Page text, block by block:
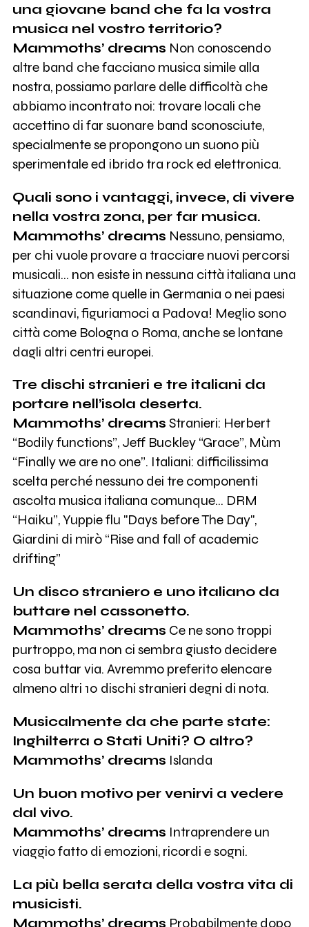
una giovane band che fa la vostra
musica nel vostro territorio?
Mammoths’ dreams Non conoscendo
altre band che facciano musica simile alla
nostra, possiamo parlare delle difficoltà che
abbiamo incontrato noi: trovare locali che
accettino di far suonare band sconosciute,
specialmente se propongono un suono più
sperimentale ed ibrido tra rock ed elettronica.
Quali sono i vantaggi, invece, di vivere
nella vostra zona, per far musica.
Mammoths’ dreams Nessuno, pensiamo,
per chi vuole provare a tracciare nuovi percorsi
musicali… non esiste in nessuna città italiana una
situazione come quelle in Germania o nei paesi
scandinavi, figuriamoci a Padova! Meglio sono
città come Bologna o Roma, anche se lontane
dagli altri centri europei.
Tre dischi stranieri e tre italiani da
portare nell’isola deserta.
Mammoths’ dreams Stranieri: Herbert
“Bodily functions”, Jeff Buckley “Grace”, Mùm
“Finally we are no one”. Italiani: difficilissima
scelta perché nessuno dei tre componenti
ascolta musica italiana comunque… DRM
“Haiku”, Yuppie flu "Days before The Day",
Giardini di mirò “Rise and fall of academic
drifting”
Un disco straniero e uno italiano da
buttare nel cassonetto.
Mammoths’ dreams Ce ne sono troppi
purtroppo, ma non ci sembra giusto decidere
cosa buttar via. Avremmo preferito elencare
almeno altri 10 dischi stranieri degni di nota.
Musicalmente da che parte state:
Inghilterra o Stati Uniti? O altro?
Mammoths’ dreams Islanda
Un buon motivo per venirvi a vedere
dal vivo.
Mammoths’ dreams Intraprendere un
viaggio fatto di emozioni, ricordi e sogni.
La più bella serata della vostra vita di
musicisti.
Mammoths’ dreams Probabilmente dopo